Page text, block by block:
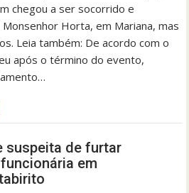
chegou a ser socorrido e
Horta, em Mariana, mas
Leia também: De acordo com o
após o término do evento,
suspeita de furtar
em